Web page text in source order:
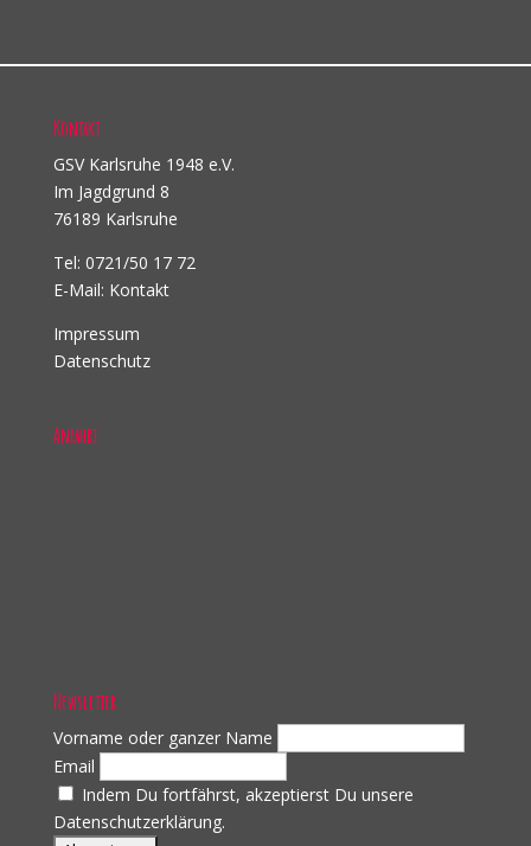
Kontakt
GSV Karlsruhe 1948 e.V.
Im Jagdgrund 8
76189 Karlsruhe
Tel: 0721/50 17 72
E-Mail: Kontakt
Impressum
Datenschutz
Anfahrt
Newsletter
Vorname oder ganzer Name
Email
Indem Du fortfährst, akzeptierst Du unsere
Datenschutzerklärung.